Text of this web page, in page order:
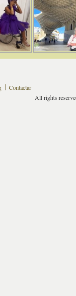
Contactar
All rights